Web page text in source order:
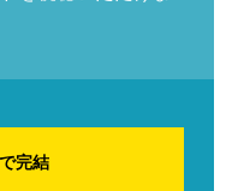
完結